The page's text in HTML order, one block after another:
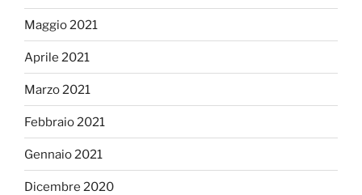
Maggio 2021
Aprile 2021
Marzo 2021
Febbraio 2021
Gennaio 2021
Dicembre 2020